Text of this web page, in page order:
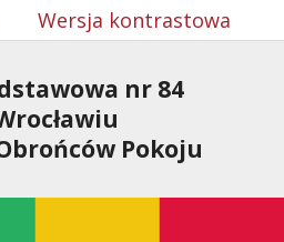
Wersja kontrastowa
nr 84
Pokoju